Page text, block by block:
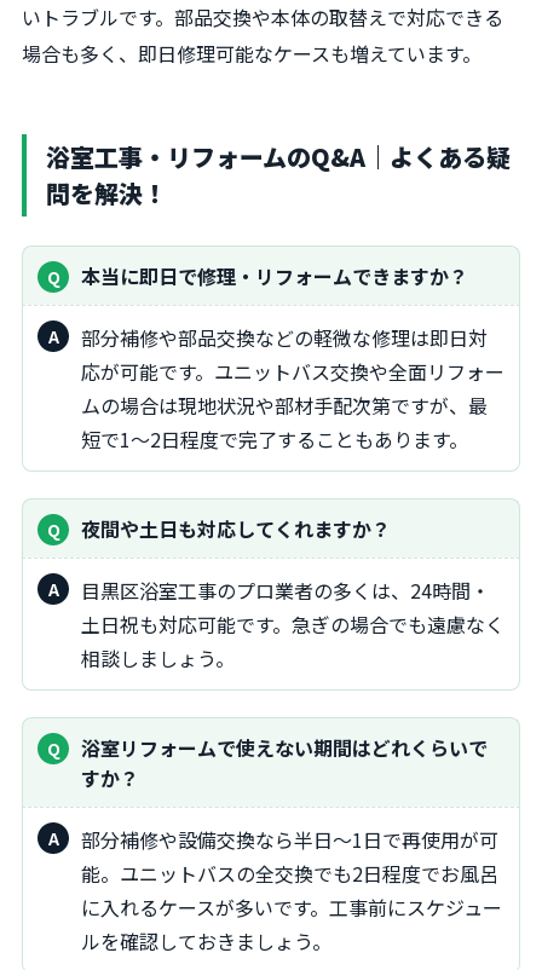
いトラブルです。部品交換や本体の取替えで対応できる
場合も多く、即日修理可能なケースも増えています。
浴室工事・リフォームのQ&A｜よくある疑
問を解決！
本当に即日で修理・リフォームできますか？
部分補修や部品交換などの軽微な修理は即日対
応が可能です。ユニットバス交換や全面リフォー
ムの場合は現地状況や部材手配次第ですが、最
短で1～2日程度で完了することもあります。
夜間や土日も対応してくれますか？
目黒区浴室工事のプロ業者の多くは、24時間・
土日祝も対応可能です。急ぎの場合でも遠慮なく
相談しましょう。
浴室リフォームで使えない期間はどれくらいで
すか？
部分補修や設備交換なら半日～1日で再使用が可
能。ユニットバスの全交換でも2日程度でお風呂
に入れるケースが多いです。工事前にスケジュー
ルを確認しておきましょう。